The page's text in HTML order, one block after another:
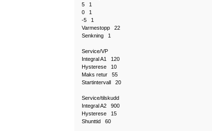
5 1
0 1
-5 1
Varmestopp 22
Senkning 1
Service/VP
Integral A1 120
Hysterese 10
Maks retur 55
Startintervall 20
Service/tilskudd
Integral A2 900
Hysterese 15
Shunttid 60